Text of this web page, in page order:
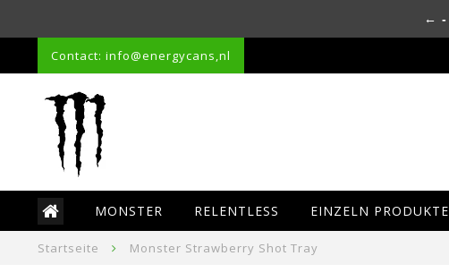
Contact: info@energycans,nl
MONSTER RELENTLESS EINZELN PRODUKTE
Startseite Monster Strawberry Shot Tray
← -